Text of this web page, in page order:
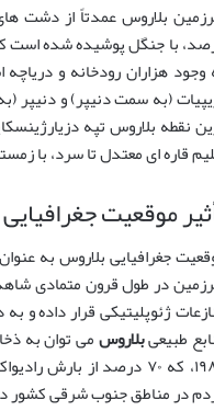
با جنگل پوشیده شده است
وجود هزاران رودخانه و
(به سمت دنیپر) و دنیپر
قاره ای معتدل تا سرد، با
موقعیت
جغرافیایی بلاروس به
در طول قرون متمادی
ژئوپلیتیکی قرار داده و
طبیعیبلاروسمی توان به
۱۹۸۶، که ۷۰ درصد از
در مناطق جنوب شرقی کشور